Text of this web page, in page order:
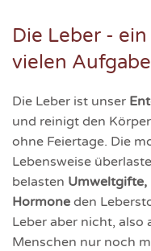
Die Leber -
vielen
Die Leber ist unser
und reinigt den
ohne Feiertage. Die
Lebensweise
belasten Umweltgifte,
Hormone den
Leber aber nicht, also
Menschen nur noch